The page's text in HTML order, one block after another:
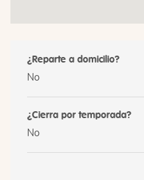
¿Reparte a domicilio?
No
¿Cierra por temporada?
No